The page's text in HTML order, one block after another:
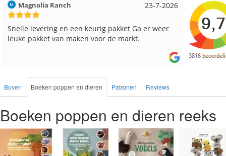
17-7-2026
Hilde uit Loyers
Reeds meerdere keren breigaren en breinaalden
besteld, altijd heel tevreden over de service.
Loes uit
Snelle
Boven Boeken poppen en dieren Patronen Reviews
Boeken poppen en dieren reeks